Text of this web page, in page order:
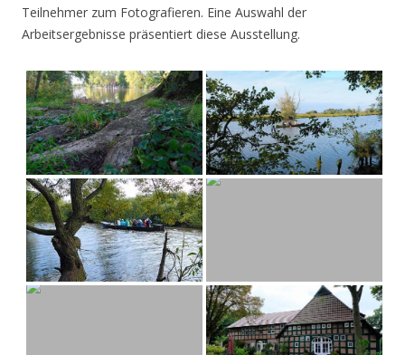
Teilnehmer zum Fotografieren. Eine Auswahl der
Arbeitsergebnisse präsentiert diese Ausstellung.